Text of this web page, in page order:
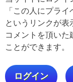
「この人にプラ
というリンクが表
コメントを頂い
ことができます。
ログイン